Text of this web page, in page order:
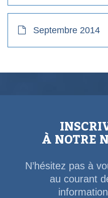
Septembre 2014
À NOTRE
N’hésitez pas à
au courant